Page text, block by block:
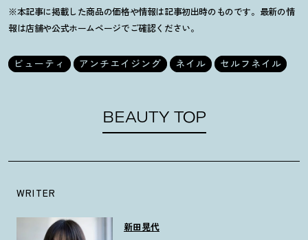
※本記事に掲載した商品の価格や情報は記事初出時のものです。最新の情
報は店舗や公式ホームページでご確認ください。
ビューティ アンチエイジング ネイル セルフネイル
BEAUTY TOP
WRITER
新田晃代